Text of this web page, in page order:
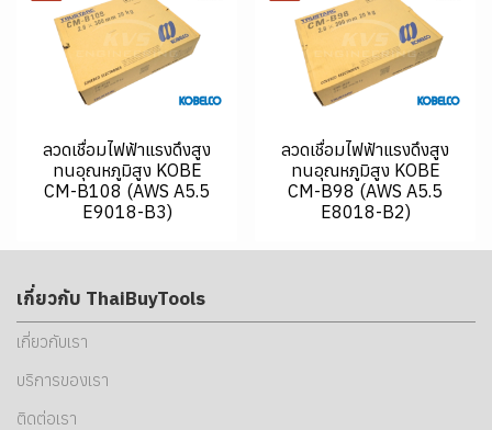
ลวดเชื่อมไฟฟ้าแรงดึงสูง
ทนอุณหภูมิสูง KOBE
CM-B108 (AWS A5.5
E9018-B3)
ลวดเชื่อมไฟฟ้าแรงดึงสูง
ทนอุณหภูมิสูง KOBE
CM-B98 (AWS A5.5
E8018-B2)
เกี่ยวกับ ThaiBuyTools
เกี่ยวกับเรา
บริการของเรา
ติดต่อเรา